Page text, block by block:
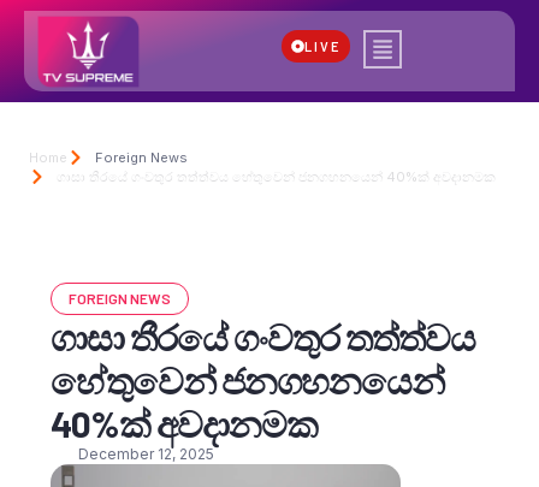
LIVE
Home
Foreign News
ගාසා තීරයේ ගංවතුර තත්ත්වය හේතුවෙන් ජනගහනයෙන් 40%ක් අවදානමක
FOREIGN NEWS
ගාසා තීරයේ ගංවතුර තත්ත්වය
හේතුවෙන් ජනගහනයෙන්
40%ක් අවදානමක
December 12, 2025